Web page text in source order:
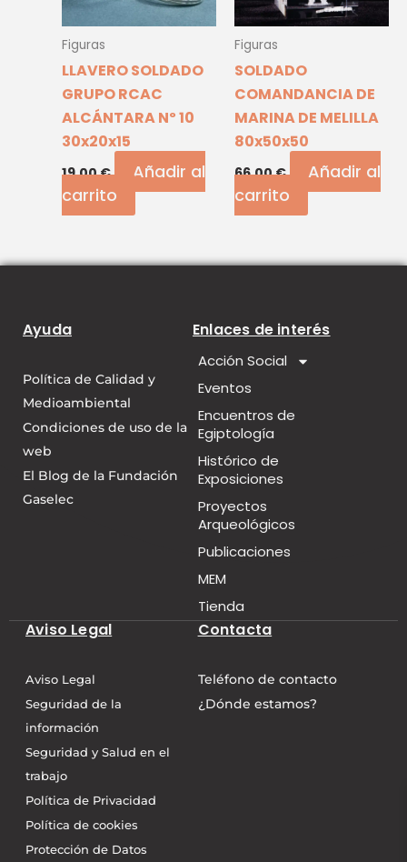
Figuras
LLAVERO SOLDADO
GRUPO RCAC
ALCÁNTARA Nº 10
30x20x15
19,00€
Añadir al
carrito
Figuras
SOLDADO
COMANDANCIA DE
MARINA DE MELILLA
80x50x50
66,00€
Añadir al
carrito
Ayuda
Política de Calidad y
Medioambiental
Condiciones de uso de la
web
El Blog de la Fundación
Gaselec
Enlaces de interés
Acción Social
Eventos
Encuentros de
Egiptología
Histórico de
Exposiciones
Proyectos
Arqueológicos
Publicaciones
MEM
Tienda
Aviso Legal
Aviso Legal
Seguridad de la
información
Seguridad y Salud en el
trabajo
Política de Privacidad
Política de cookies
Protección de Datos
Contacta
Teléfono de contacto
¿Dónde estamos?